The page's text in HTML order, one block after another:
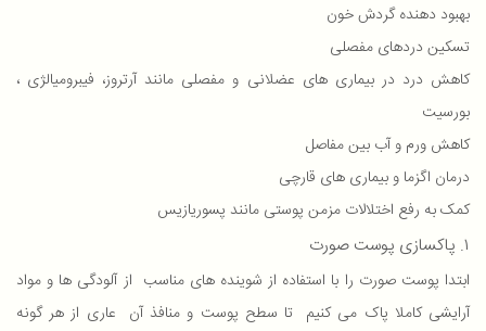
بهبود دهنده گردش خون
تسکین دردهای مفصلی
کاهش درد در بیماری های عضلانی و مفصلی مانند آرتروز، فیبرومیالژی ،
بورسیت
کاهش ورم و آب بین مفاصل
درمان اگزما و بیماری های قارچی
کمک به رفع اختلالات مزمن پوستی مانند پسوریازیس
۱. پاکسازی پوست صورت
ابتدا پوست صورت را با استفاده از شوینده های مناسب از آلودگی ها و مواد
آرایشی کاملا پاک می کنیم تا سطح پوست و منافذ آن عاری از هر گونه